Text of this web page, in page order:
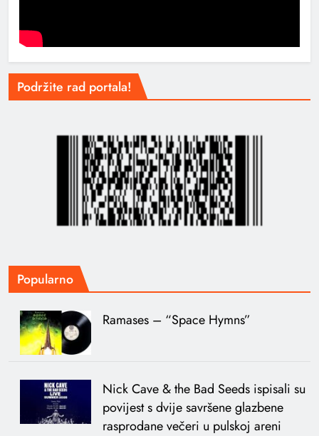
Podržite rad portala!
Popularno
Ramases – “Space Hymns”
Nick Cave & the Bad Seeds ispisali su
povijest s dvije savršene glazbene
rasprodane večeri u pulskoj areni